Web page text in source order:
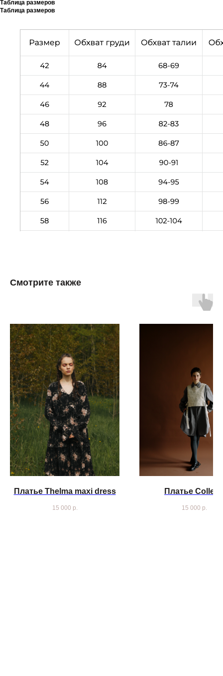
Таблица размеров
Таблица размеров
Смотрите также
Платье Thelma maxi dress
15 000 р.
Платье
15 000 р.